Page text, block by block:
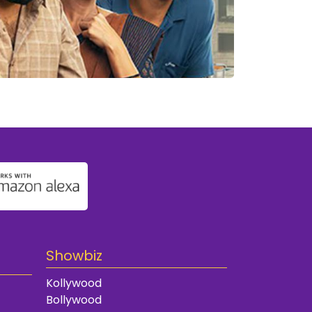
Showbiz
Kollywood
Bollywood